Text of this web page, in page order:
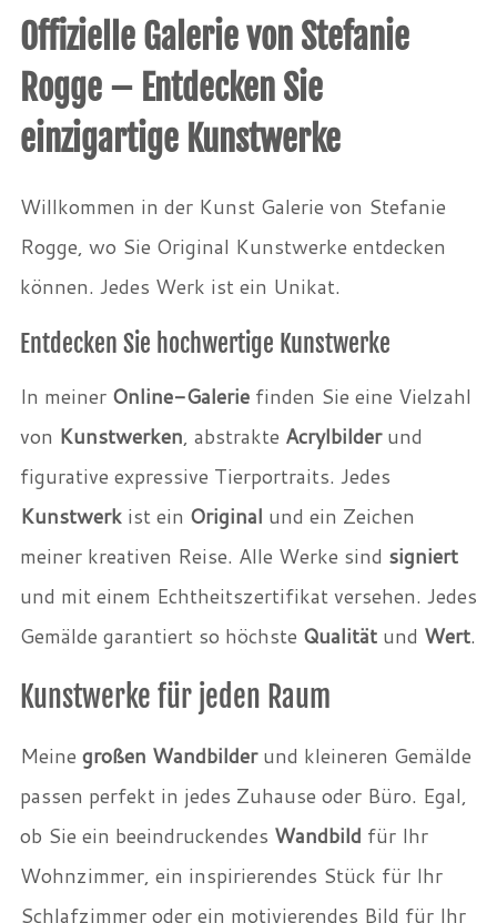
Offizielle Galerie von Stefanie
Rogge – Entdecken Sie
einzigartige Kunstwerke
Willkommen in der Kunst Galerie von Stefanie
Rogge, wo Sie Original Kunstwerke entdecken
können. Jedes Werk ist ein Unikat.
Entdecken Sie hochwertige Kunstwerke
In meiner Online-Galerie finden Sie eine Vielzahl
von Kunstwerken, abstrakte Acrylbilderund
figurative expressive Tierportraits. Jedes
Kunstwerk ist ein Original und ein Zeichen
meiner kreativen Reise. Alle Werke sind signiert
und mit einem Echtheitszertifikat versehen. Jedes
Gemälde garantiert so höchste Qualität und Wert.
Kunstwerke für jeden Raum
Meine großen Wandbilderund kleineren Gemälde
passen perfekt in jedes Zuhause oder Büro. Egal,
ob Sie ein beeindruckendes Wandbild für Ihr
Wohnzimmer, ein inspirierendes Stück für Ihr
Schlafzimmer oder ein motivierendes Bild für Ihr